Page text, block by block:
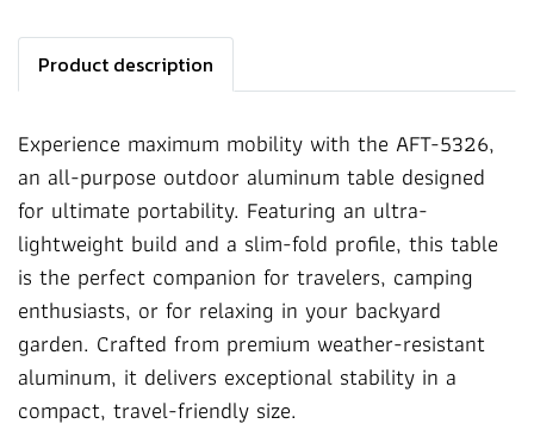
Product description
Experience maximum mobility with the AFT-5326,
an all-purpose outdoor aluminum table designed
for ultimate portability. Featuring an ultra-
lightweight build and a slim-fold profile, this table
is the perfect companion for travelers, camping
enthusiasts, or for relaxing in your backyard
garden. Crafted from premium weather-resistant
aluminum, it delivers exceptional stability in a
compact, travel-friendly size.